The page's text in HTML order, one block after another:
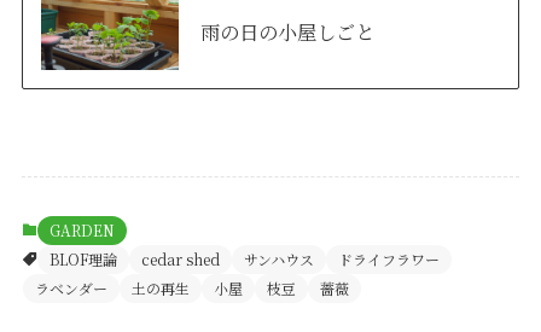
雨の日の小屋しごと
GARDEN
BLOF理論
cedar shed サンハウス
ドライフラワー
ラベンダー
土の再生 小屋 枝豆 薔薇